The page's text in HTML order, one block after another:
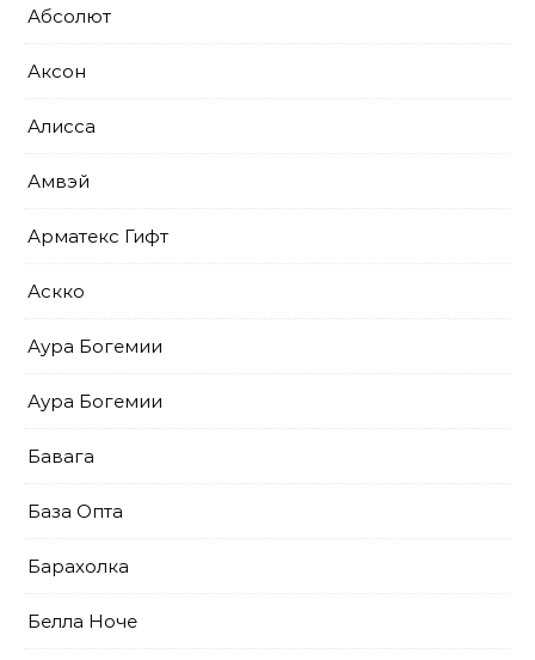
Абсолют
Аксон
Алисса
Амвэй
Арматекс Гифт
Аскко
Аура Богемии
Аура Богемии
Бавага
База Опта
Барахолка
Белла Ноче